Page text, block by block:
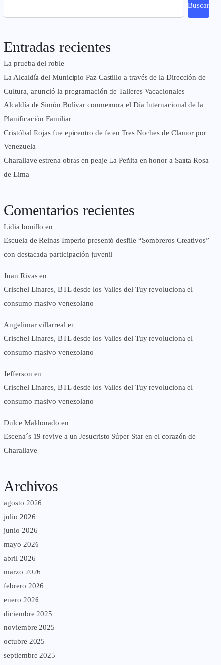
Buscar
Entradas recientes
La prueba del roble
La Alcaldía del Municipio Paz Castillo a través de la Dirección de
Cultura, anunció la programación de Talleres Vacacionales
Alcaldía de Simón Bolívar conmemora el Día Internacional de la
Planificación Familiar
Cristóbal Rojas fue epicentro de fe en Tres Noches de Clamor por
Venezuela
Charallave estrena obras en peaje La Peñita en honor a Santa Rosa
de Lima
Comentarios recientes
Lidia bonillo en
Escuela de Reinas Imperio presentó desfile “Sombreros Creativos”
con destacada participación juvenil
Juan Rivas en
Crischel Linares, BTL desde los Valles del Tuy revoluciona el
consumo masivo venezolano
Angelimar villarreal en
Crischel Linares, BTL desde los Valles del Tuy revoluciona el
consumo masivo venezolano
Jefferson en
Crischel Linares, BTL desde los Valles del Tuy revoluciona el
consumo masivo venezolano
Dulce Maldonado en
Escena´s 19 revive a un Jesucristo Súper Star en el corazón de
Charallave
Archivos
agosto 2026
julio 2026
junio 2026
mayo 2026
abril 2026
marzo 2026
febrero 2026
enero 2026
diciembre 2025
noviembre 2025
octubre 2025
septiembre 2025